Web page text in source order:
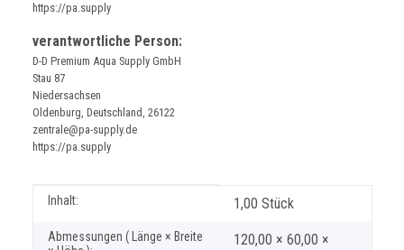
https://pa.supply
verantwortliche Person:
D-D Premium Aqua Supply GmbH
Stau 87
Niedersachsen
Oldenburg, Deutschland, 26122
zentrale@pa-supply.de
https://pa.supply
Produkteigenschaft
Wert
Inhalt: 1,00 Stück
Abmessungen ( Länge × Breite
120,00 × 60,00 ×